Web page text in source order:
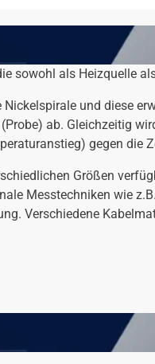
sowohl als Heizquelle
und diese
ab. Gleichzeitig
gegen
Größen
Messtechniken wie
Verschiedene